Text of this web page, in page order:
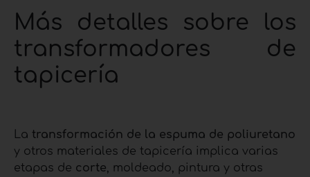
Más detalles sobre los
transformadores de
tapicería
La transformación de la espuma de poliuretano
y otros materiales de tapicería implica varias
etapas de corte , moldeado, pintura y otras